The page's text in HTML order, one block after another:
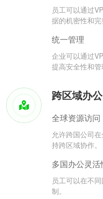
员工可以通过
据的机密性和完
统一管理
企业可以通过
提高安全性和管
跨区域办公
全球资源访问
允许跨国公司
持跨区域协作。
多国办公灵活
员工可以在不
制。